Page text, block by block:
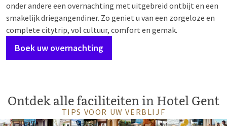
onder andere een overnachting met uitgebreid ontbijt en een
smakelijk driegangendiner. Zo geniet u van een zorgeloze en
complete citytrip, vol cultuur, comfort en gemak.
Boek uw overnachting
Ontdek alle faciliteiten in Hotel Gent
TIPS VOOR UW VERBLIJF